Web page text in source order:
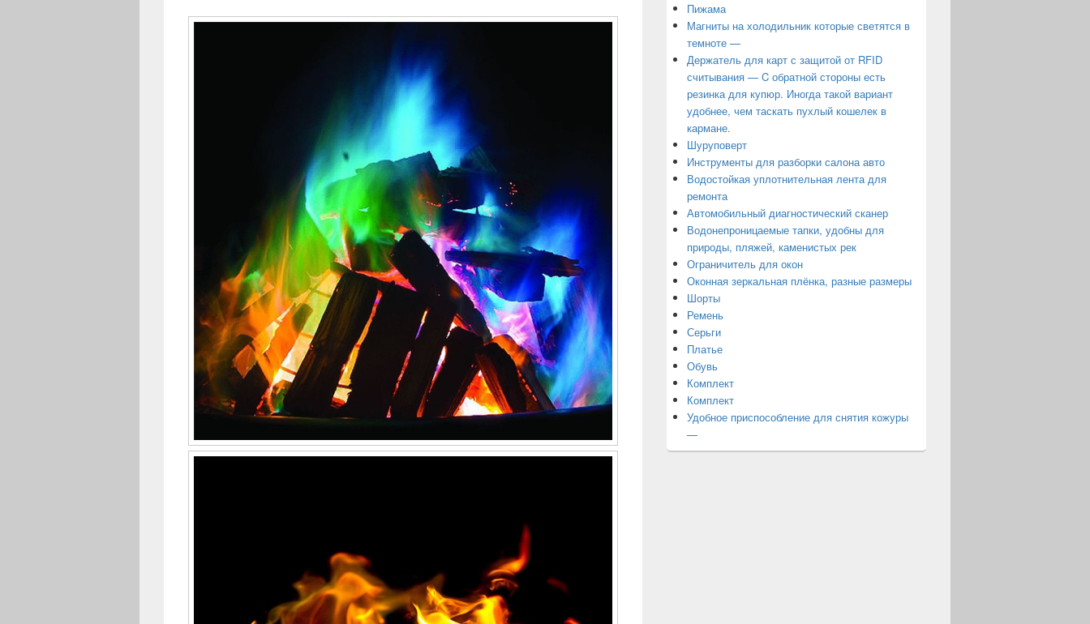
Пижама
Магниты на холодильник которые светятся в
темноте —
Держатель для карт с защитой от RFID
считывания — C обратной стороны есть
резинка для купюр. Иногда такой вариант
удобнее, чем таскать пухлый кошелек в
кармане.
Шуруповерт
Инструменты для разборки салона авто
Водостойкая уплотнительная лента для
ремонта
Автомобильный диагностический сканер
Водонепроницаемые тапки, удобны для
природы, пляжей, каменистых рек
Ограничитель для окон
Оконная зеркальная плёнка, разные размеры
Шорты
Ремень
Серьги
Платье
Обувь
Комплект
Комплект
Удобное приспособление для снятия кожуры
—